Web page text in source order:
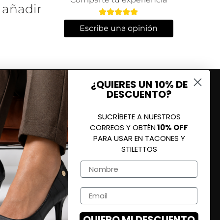
añadir
Escribe una opinión
¿QUIERES UN 10% DE
DESCUENTO?
SUCRÍBETE A NUESTROS
CORREOS Y OBTÉN10% OFF
PARA USAR EN TACONES Y
STILETTOS
Name
Email